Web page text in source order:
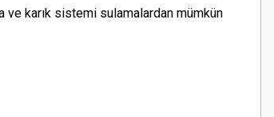
ve karık sistemi sulamalardan mümkün